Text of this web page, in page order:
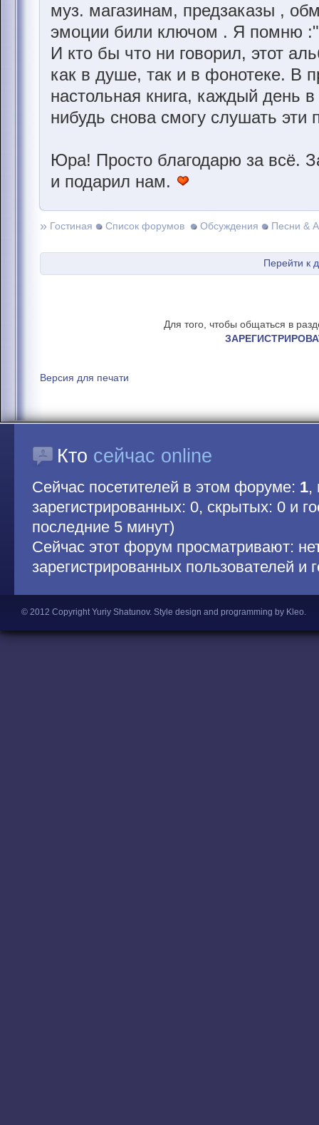
муз. магазинам, предзаказы ,
эмоции били ключом . Я помню
И кто бы что ни говорил, этот
как в душе, так и в фонотеке. В
настольная книга, каждый день
нибудь снова смогу слушать эти
Юра! Просто благодарю за всё.
и подарил нам.
» Гостиная Список форумов Обсуждения Песни &
Перейти к
Для того, чтобы общаться в
Версия для печати
Кто сейчас online
Сейчас посетителей в этом форуме: 1,
зарегистрированных: 0, скрытых: 0 и
последние 5 минут)
Сейчас этот форум просматривают:
зарегистрированных пользователей и
© 2012 Copyright Yuriy Shatunov. Style design and programming by Kleo.